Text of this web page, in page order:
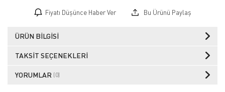
Fiyatı Düşünce Haber Ver Bu Ürünü Paylaş
ÜRÜN BILGISI
TAKSIT SEÇENEKLERI
YORUMLAR (0)